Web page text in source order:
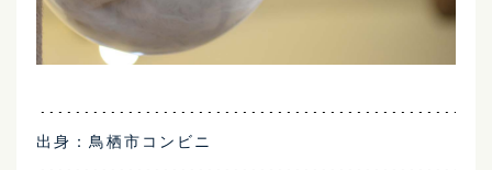
出身：鳥栖市コンビニ